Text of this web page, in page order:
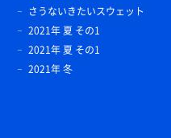
さうないきたいスウェット
2021年 夏 その1
2021年 夏 その1
2021年 冬